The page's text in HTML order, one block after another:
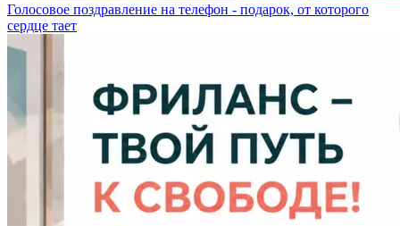
Голосовое поздравление на телефон - подарок, от которого
сердце тает